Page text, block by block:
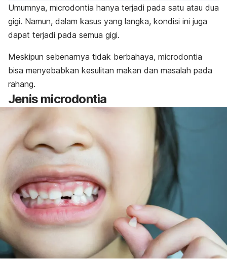
Umumnya, microdontia hanya terjadi pada satu atau dua
gigi. Namun, dalam kasus yang langka, kondisi ini juga
dapat terjadi pada semua gigi.
Meskipun sebenarnya tidak berbahaya, microdontia
bisa menyebabkan kesulitan makan dan masalah pada
rahang.
Jenis microdontia